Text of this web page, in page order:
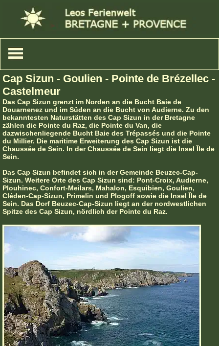
Cap Sizun - Goulien - Pointe de Brézellec -
Castelmeur
Das Cap Sizun grenzt im Norden an die Bucht Baie de
Douarnenez und im Süden an die Bucht von Audierne. Zu den
bekanntesten Naturstätten des Cap Sizun in der Bretagne
zählen die Pointe du Raz, die Pointe du Van, die
dazwischenliegende Bucht Baie des Trépassés und die Pointe
du Millier. Die maritime Erweiterung des Cap Sizun ist die
Chaussée de Sein. In der Chaussée de Sein liegt die Insel Île de
Sein.
Das Cap Sizun befindet sich in der Gemeinde Beuzec-Cap-
Sizun. Weitere Orte des Cap Sizun sind: Pont-Croix, Audierne,
Plouhinec, Confort-Meilars, Mahalon, Esquibien, Goulien,
Cléden-Cap-Sizun, Primelin und Plogoff sowie die Insel Île de
Sein. Das Dorf Beuzec-Cap-Sizun liegt an der nordwestlichen
Spitze des Cap Sizun, nördlich der Pointe du Raz.